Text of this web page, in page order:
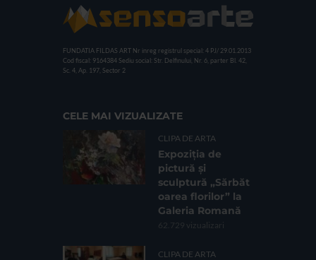
FUNDATIA FILDAS ART Nr inreg registrul special: 4 PJ/ 29.01.2013
Cod fiscal: 9164384 Sediu social: Str. Delfinului, Nr. 6, parter Bl. 42,
Sc. 4, Ap. 197, Sector 2
CELE MAI VIZUALIZATE
CLIPA DE ARTA
Expoziția de
pictură și
sculptură „Sărbăt
oarea florilor” la
Galeria Romană
62.729 vizualizari
CLIPA DE ARTA